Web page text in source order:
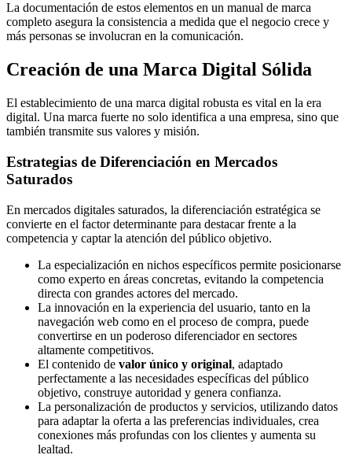
La documentación de estos elementos en un manual de marca
completo asegura la consistencia a medida que el negocio crece y
más personas se involucran en la comunicación.
Creación de una Marca Digital Sólida
El establecimiento de una marca digital robusta es vital en la era
digital. Una marca fuerte no solo identifica a una empresa, sino que
también transmite sus valores y misión.
Estrategias de Diferenciación en Mercados
Saturados
En mercados digitales saturados, la diferenciación estratégica se
convierte en el factor determinante para destacar frente a la
competencia y captar la atención del público objetivo.
La especialización en nichos específicos permite posicionarse
como experto en áreas concretas, evitando la competencia
directa con grandes actores del mercado.
La innovación en la experiencia del usuario, tanto en la
navegación web como en el proceso de compra, puede
convertirse en un poderoso diferenciador en sectores
altamente competitivos.
El contenido de valor único y original, adaptado
perfectamente a las necesidades específicas del público
objetivo, construye autoridad y genera confianza.
La personalización de productos y servicios, utilizando datos
para adaptar la oferta a las preferencias individuales, crea
conexiones más profundas con los clientes y aumenta su
lealtad.